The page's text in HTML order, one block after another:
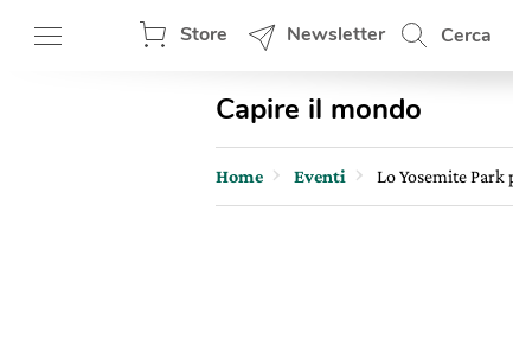
Store Newsletter Cerca
Capire il mondo
Home Eventi Lo Yosemite